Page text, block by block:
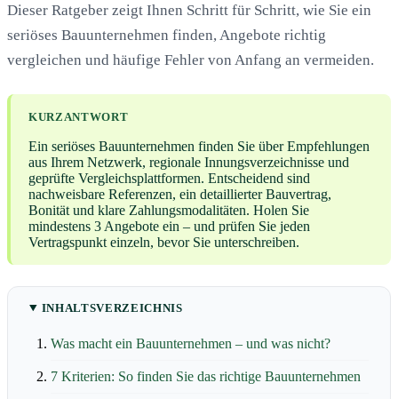
Dieser Ratgeber zeigt Ihnen Schritt für Schritt, wie Sie ein
seriöses Bauunternehmen finden, Angebote richtig
vergleichen und häufige Fehler von Anfang an vermeiden.
KURZANTWORT
Ein seriöses Bauunternehmen finden Sie über Empfehlungen
aus Ihrem Netzwerk, regionale Innungsverzeichnisse und
geprüfte Vergleichsplattformen. Entscheidend sind
nachweisbare Referenzen, ein detaillierter Bauvertrag,
Bonität und klare Zahlungsmodalitäten. Holen Sie
mindestens 3 Angebote ein – und prüfen Sie jeden
Vertragspunkt einzeln, bevor Sie unterschreiben.
INHALTSVERZEICHNIS
Was macht ein Bauunternehmen – und was nicht?
7 Kriterien: So finden Sie das richtige Bauunternehmen